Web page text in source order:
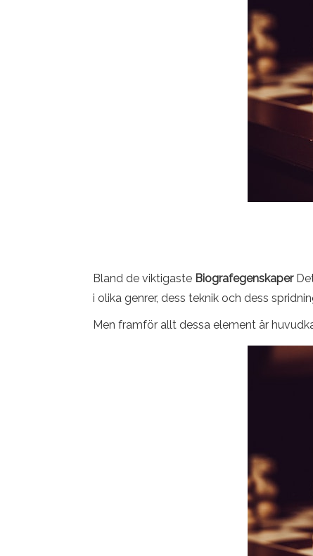
Bland de viktigaste Biografegenskaper
i olika genrer, dess teknik och dess
Men framför allt dessa element är